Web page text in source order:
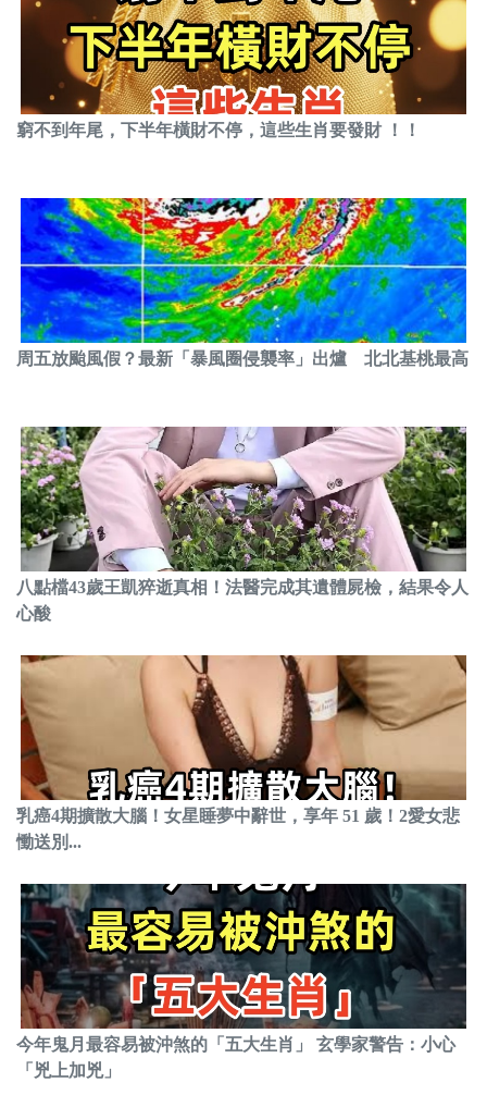
窮不到年尾，下半年橫財不停，這些生肖要發財 ！！
周五放颱風假？最新「暴風圈侵襲率」出爐 北北基桃最高
八點檔43歲王凱猝逝真相！法醫完成其遺體屍檢，結果令人
心酸
乳癌4期擴散大腦！女星睡夢中辭世，享年 51 歲！2愛女悲
慟送別...
今年鬼月最容易被沖煞的「五大生肖」 玄學家警告：小心
「兇上加兇」